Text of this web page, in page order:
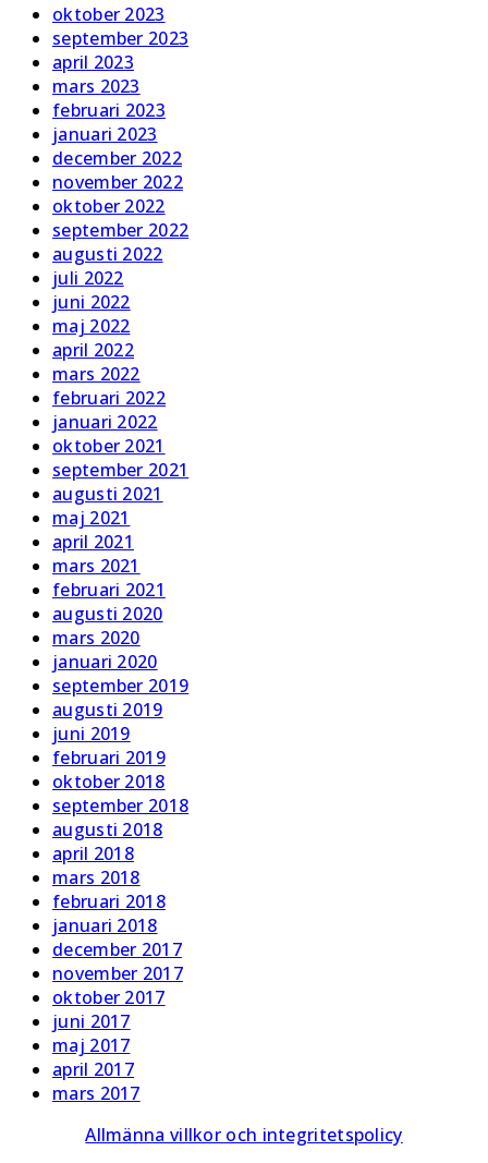
oktober 2023
september 2023
april 2023
mars 2023
februari 2023
januari 2023
december 2022
november 2022
oktober 2022
september 2022
augusti 2022
juli 2022
juni 2022
maj 2022
april 2022
mars 2022
februari 2022
januari 2022
oktober 2021
september 2021
augusti 2021
maj 2021
april 2021
mars 2021
februari 2021
augusti 2020
mars 2020
januari 2020
september 2019
augusti 2019
juni 2019
februari 2019
oktober 2018
september 2018
augusti 2018
april 2018
mars 2018
februari 2018
januari 2018
december 2017
november 2017
oktober 2017
juni 2017
maj 2017
april 2017
mars 2017
Allmänna villkor och integritetspolicy